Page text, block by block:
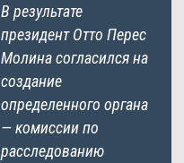
В результате
президент Отто Перес
Молина согласился на
создание
определенного органа
— комиссии по
расследованию